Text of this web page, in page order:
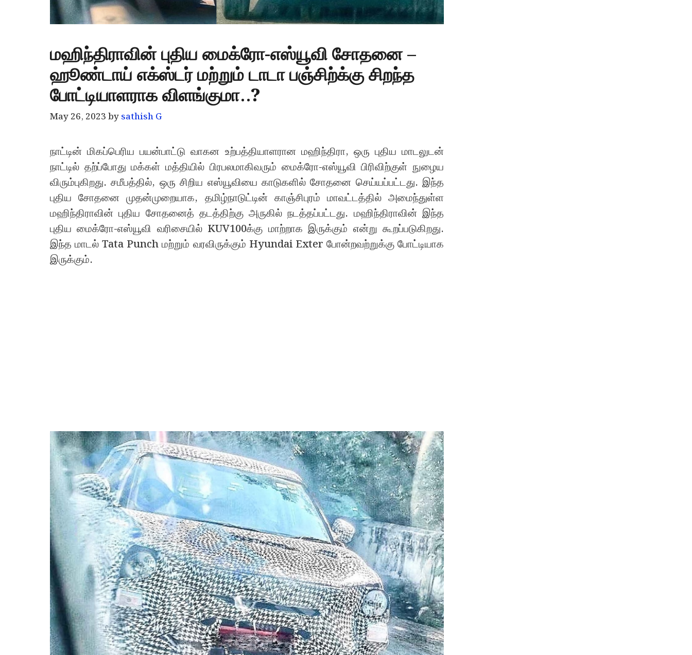
மஹிந்திராவின் புதிய மைக்ரோ-எஸ்யூவி சோதனை –
ஹூண்டாய் எக்ஸ்டர் மற்றும் டாடா பஞ்சிற்க்கு சிறந்த
போட்டியாளராக விளங்குமா..?
May 26, 2023bysathish G
நாட்டின் மிகப்பெரிய பயன்பாட்டு வாகன உற்பத்தியாளரான மஹிந்திரா, ஒரு புதிய மாடலுடன்
நாட்டில் தற்ப்போது மக்கள் மத்தியில் பிரபலமாகிவரும் மைக்ரோ-எஸ்யூவி பிரிவிற்குள் நுழைய
விரும்புகிறது. சமீபத்தில், ஒரு சிறிய எஸ்யூவியை காடுகளில் சோதனை செய்யப்பட்டது. இந்த
புதிய சோதனை முதன்முறையாக, தமிழ்நாடுட்டின் காஞ்சிபுரம் மாவட்டத்தில் அமைந்துள்ள
மஹிந்திராவின் புதிய சோதனைத் தடத்திற்கு அருகில் நடத்தப்பட்டது. மஹிந்திராவின் இந்த
புதிய மைக்ரோ-எஸ்யூவி வரிசையில் KUV100க்கு மாற்றாக இருக்கும் என்று கூறப்படுகிறது.
இந்த மாடல் Tata Punch மற்றும் வரவிருக்கும் Hyundai Exter போன்றவற்றுக்கு போட்டியாக
இருக்கும்.